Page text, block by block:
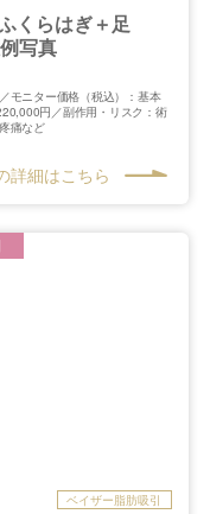
くらはぎ＋足
写真
モニター価格（税込）：基本
円／副作用・リスク：術
痛など
詳細はこちら
ベイザー脂肪吸引